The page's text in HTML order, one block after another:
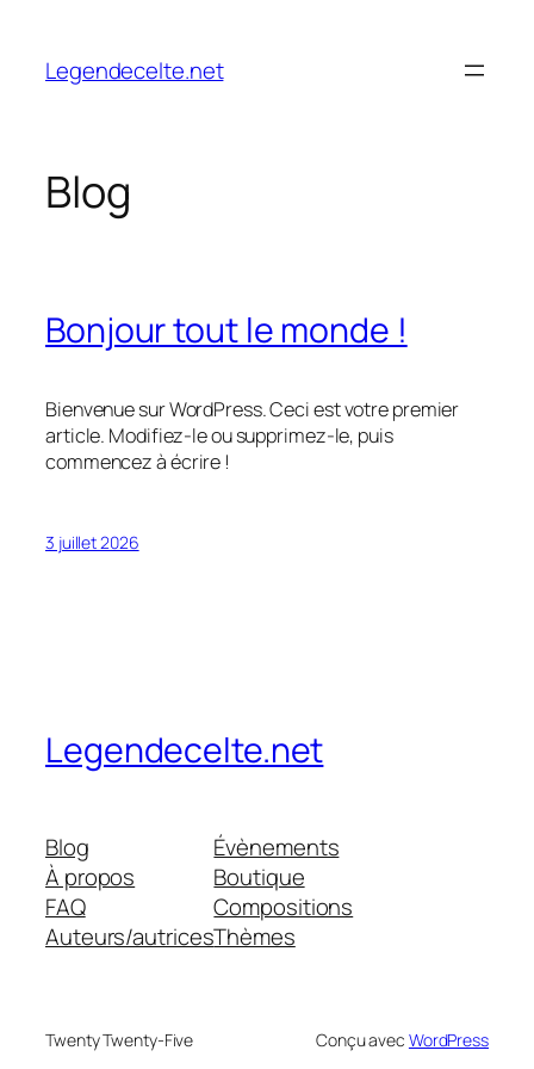
contenu
Legendecelte.net
Blog
Bonjour tout le monde !
Bienvenue sur WordPress. Ceci est votre premier
article. Modifiez-le ou supprimez-le, puis
commencez à écrire !
3 juillet 2026
Legendecelte.net
Blog
À propos
FAQ
Auteurs/autrices
Évènements
Boutique
Compositions
Thèmes
Twenty Twenty-Five Conçu avec WordPress